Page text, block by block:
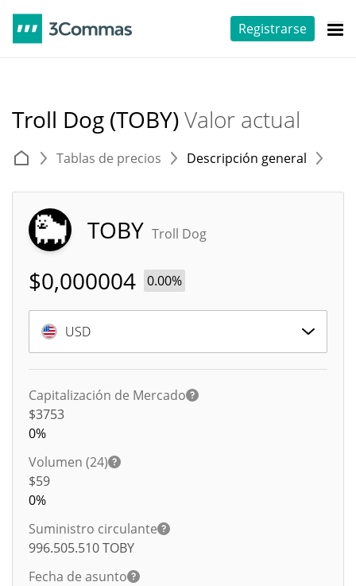
Registrarse
Troll Dog (TOBY)Valor actual
Tablas de precios Descripción general
TOBY Troll Dog
$0,000004 0.00%
USD
Capitalización de Mercado
$3753
0%
Volumen (24)
$59
0%
Suministro circulante
996.505.510TOBY
Fecha de asunto